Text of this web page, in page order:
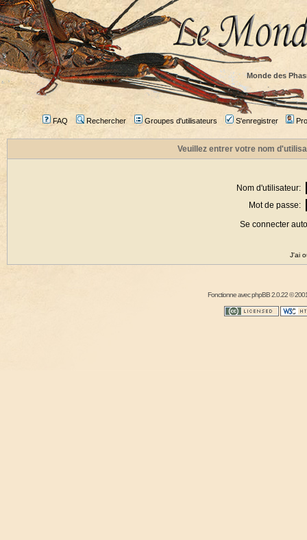
Monde des
FAQ Rechercher Groupes d'utilisateurs S'enregistrer
Veuillez entrer votre nom
Nom d'utilisateur:
Mot de passe:
Se connecter
J'ai
Fonctionne avecphpBB2.0.22 ©